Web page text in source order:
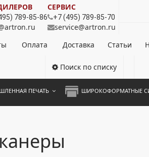
789-85-86
СЕРВИС
+7 (495) 789-85-70
service@artron.ru
Оплата Доставка Статьи
Поиск по списку
ПЕЧАТЬ ШИРОКОФОРМАТНЫЕ